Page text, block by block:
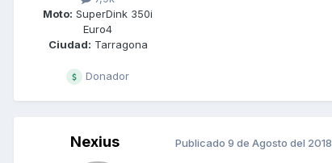
Moto: SuperDink 350i
Euro4
Ciudad: Tarragona
Donador
Nexius Publicado 9 de Agosto del 2018